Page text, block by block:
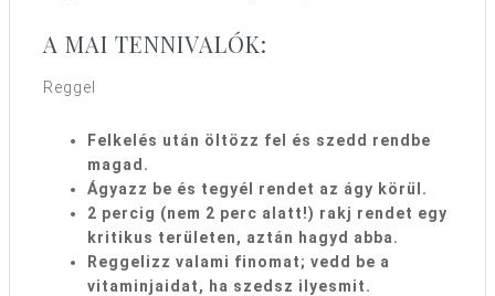
A MAI TENNIVALÓK:
Reggel
Felkelés után öltözz fel és szedd rendbe
magad.
Ágyazz be és tegyél rendet az ágy körül.
2 percig (nem 2 perc alatt!) rakj rendet egy
kritikus területen, aztán hagyd abba.
Reggelizz valami finomat; vedd be a
vitaminjaidat, ha szedsz ilyesmit.